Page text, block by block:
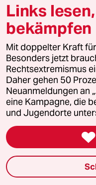
Kommentar 10 Jahre
Die Erregungskurve
Kommentar von Philipp
Es ist still geworden
großen Schwüre ist
Ebene wichtig. Eine
Links
bekämpfen
Mit doppelter Kraft
Besonders jetzt
Rechtsextremismus
Daher gehen 50
Neuanmeldungen an
eine Kampagne, die
und Jugendorte
